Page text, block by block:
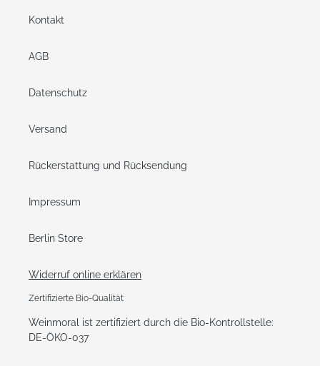
Kontakt
AGB
Datenschutz
Versand
Rückerstattung und Rücksendung
Impressum
Berlin Store
Widerruf online erklären
Zertifizierte Bio-Qualität
Weinmoral ist zertifiziert durch die Bio-Kontrollstelle:
DE-ÖKO-037